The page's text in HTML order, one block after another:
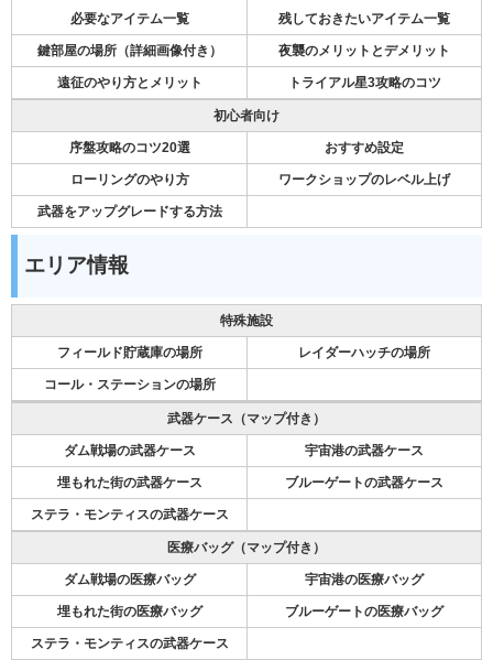
必要なアイテム一覧 残しておきたいアイテム一覧
鍵部屋の場所（詳細画像付き） 夜襲のメリットとデメリット
遠征のやり方とメリット トライアル星3攻略のコツ
初心者向け
序盤攻略のコツ20選 おすすめ設定
ローリングのやり方 ワークショップのレベル上げ
武器をアップグレードする方法
エリア情報
特殊施設
フィールド貯蔵庫の場所 レイダーハッチの場所
コール・ステーションの場所
武器ケース（マップ付き）
ダム戦場の武器ケース 宇宙港の武器ケース
埋もれた街の武器ケース ブルーゲートの武器ケース
ステラ・モンティスの武器ケース
医療バッグ（マップ付き）
ダム戦場の医療バッグ 宇宙港の医療バッグ
埋もれた街の医療バッグ ブルーゲートの医療バッグ
ステラ・モンティスの武器ケース